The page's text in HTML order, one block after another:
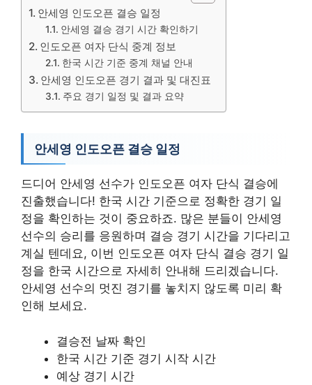
안세영 인도오픈 결승 일정
안세영 결승 경기 시간 확인하기
인도오픈 여자 단식 중계 정보
한국 시간 기준 중계 채널 안내
안세영 인도오픈 경기 결과 및 대진표
주요 경기 일정 및 결과 요약
안세영 인도오픈 결승 일정
드디어 안세영 선수가 인도오픈 여자 단식 결승에
진출했습니다! 한국 시간 기준으로 정확한 경기 일
정을 확인하는 것이 중요하죠. 많은 분들이 안세영
선수의 승리를 응원하며 결승 경기 시간을 기다리고
계실 텐데요, 이번 인도오픈 여자 단식 결승 경기 일
정을 한국 시간으로 자세히 안내해 드리겠습니다.
안세영 선수의 멋진 경기를 놓치지 않도록 미리 확
인해 보세요.
결승전 날짜 확인
한국 시간 기준 경기 시작 시간
예상 경기 시간